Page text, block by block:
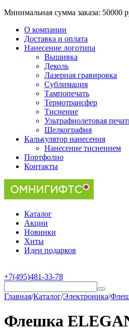
Минимальная сумма заказа: 50000
О компании
Доставка и оплата
Нанесение логотипа
Вышивка
Деколь
Лазерная гравировка
Сублимация
Тампопечать
Термотрансфер
Тиснение
Ультрафиолетовая
Шелкография
Калькулятор нанесения
Нанесение тиснением
Портфолио
Контакты
Каталог
Акции
Новинки
Хиты
Идеи подарков
+7(495)481-33-78
Главная/Каталог/Электроника/
Флешка